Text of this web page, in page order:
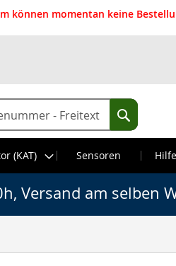
momentan keine
Suche
(KAT) Sensoren
Versand am selben